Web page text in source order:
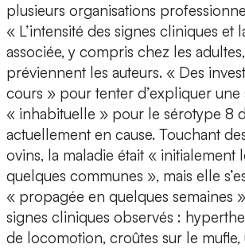
plusieurs organisations
« L’intensité des signes cliniques et
associée, y compris chez les
préviennent les auteurs. « Des
cours » pour tenter d’expliquer une
« inhabituelle » pour le sérotype 8
actuellement en cause. Touchant
ovins, la maladie était « initialement
quelques communes », mais elle
« propagée en quelques semaines
signes cliniques observés :
de locomotion, croûtes sur le mufle,